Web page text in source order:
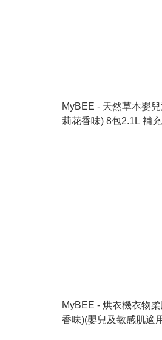
MyBEE - 天然草本嬰
莉花香味) 8包2.1L 補
MyBEE - 烘衣機衣物